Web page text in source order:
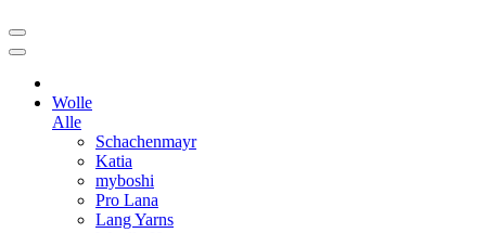
Wolle
Alle
Schachenmayr
Katia
myboshi
Pro Lana
Lang Yarns